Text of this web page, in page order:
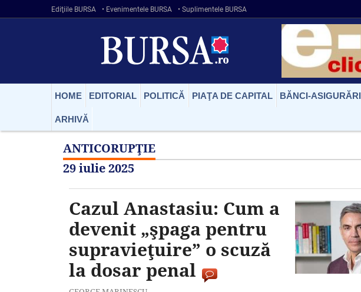
Ediţiile BURSA • Evenimentele BURSA • Suplimentele BURSA
HOME EDITORIAL POLITICĂ PIAŢA DE CAPITAL BĂNCI-ASIGURĂRI
ARHIVĂ
ANTICORUPŢIE
29 iulie 2025
Cazul Anastasiu: Cum a
devenit „şpaga pentru
supravieţuire” o scuză
la dosar penal